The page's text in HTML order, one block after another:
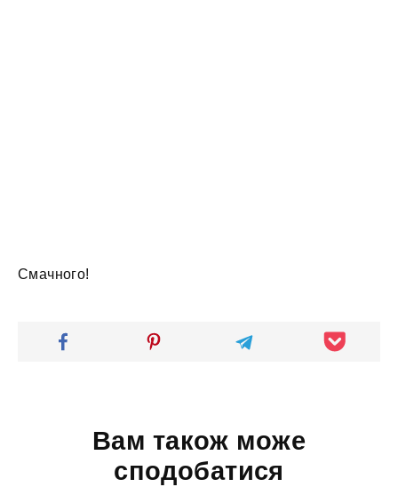
Смачного!
Вам також може
сподобатися